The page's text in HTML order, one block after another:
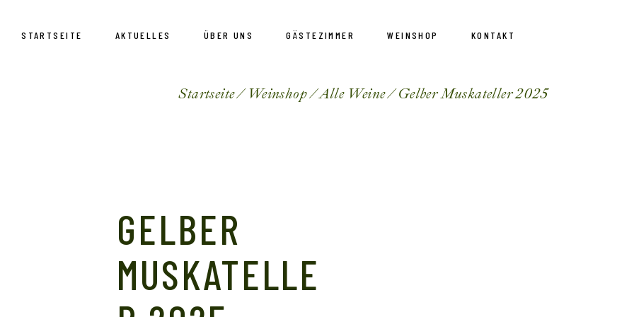
STARTSEITE AKTUELLES ÜBER UNS GÄSTEZIMMER WEINSHOP KONTAKT
Startseite Weinshop Alle Weine Gelber Muskateller 2025
GELBER
MUSKATELLE